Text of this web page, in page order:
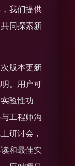
我们提供
同探索新
版本更新
。用户可
验性功
工程师沟
研讨会，
和最佳实